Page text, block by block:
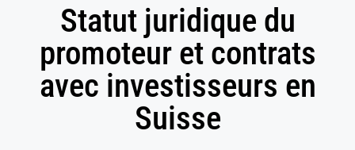
Statut juridique du
promoteur et contrats
avec investisseurs en
Suisse